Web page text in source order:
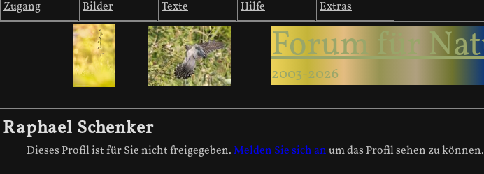
Zugang Bilder Texte Hilfe Extras
Forum für
2003-2026
Raphael Schenker
Dieses Profil ist für Sie nicht freigegeben.Melden Sie sich anum das Profil sehen zu können.